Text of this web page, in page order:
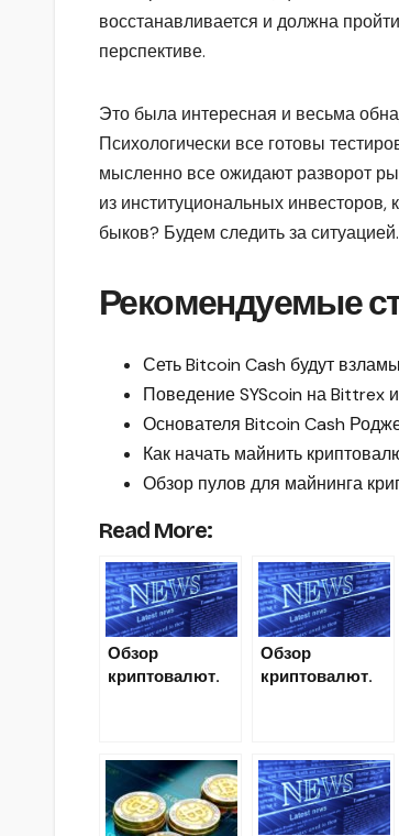
восстанавливается и должна
перспективе.
Это была интересная и весьма
Психологически все готовы
мысленно все ожидают разворот
из институциональных
быков? Будем следить за ситуацией.
Рекомендуемые
Сеть Bitcoin Cash будут
Поведение SYScoin на Bittrex
Основателя Bitcoin Cash
Как начать майнить
Обзор пулов для майнинга
Read More:
Обзор
криптовалют.
Обзор
криптовалют.